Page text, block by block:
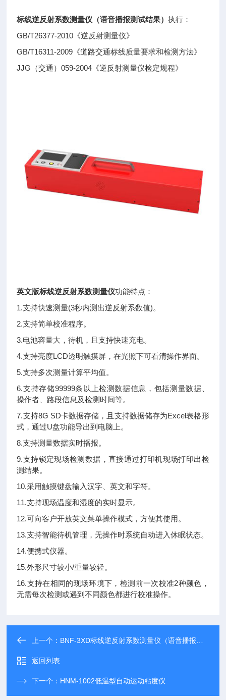
标线逆反射系数测量仪（语音播报测试结果）执行：
GB/T26377-2010《逆反射测量仪》
GB/T16311-2009《道路交通标线质量要求和检测方法》
JJG（交通）059-2004《逆反射测量仪检定规程》
英文版标线逆反射系数测量仪功能特点：
1.支持快速测量(3秒内测出逆反射系数值)。
2.支持简单校准程序。
3.电池容量大，待机，且支持快速充电。
4.支持亮度LCD透明触摸屏，在光照下可看清操作界面。
5.支持多次测量计算平均值。
6.支持存储99999条以上检测数据信息，包括测量数据、
操作者、路段信息及检测时间等。
7.支持8G SD卡数据存储，且支持数据储存为Excel表格形
式，通过U盘功能导出到电脑上。
8.支持测量数据实时播报。
9.支持锁定现场检测数据，直接通过打印机现场打印出检
测结果。
10.采用触摸键盘输入汉字、英文和字符。
11.支持现场温度和湿度的实时显示。
12.可向客户开放英文菜单操作模式，方便其使用。
13.支持智能待机管理，无操作时系统自动进入休眠状态。
14.便携式仪器。
15.外形尺寸较小/重量较轻。
16.支持在相同的现场环境下，检测前一次校准2种颜色，
无需每次检测或遇到不同颜色都进行校准操作。
上一个： BNF-3XD标线逆反射系数测量仪（语音播报测试结果）
返回列表
下一个： HNM-1002低温型自动运动粘度仪